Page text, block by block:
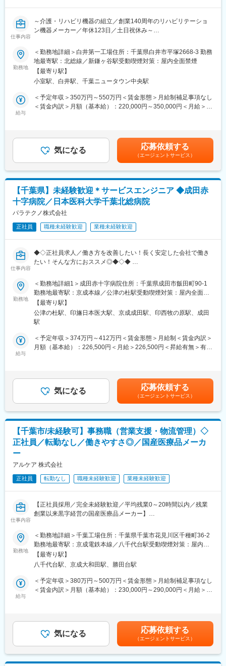
変更の範囲：会社の定める業務
・手術内容や患者さんに合わせたインプラントの提案 等
・メーカーに連絡してインプラント・医療機器を手配
・インプラント・医療機器の返却のための梱包・配送
■働き方
定時は9時～18時ですが、9時から院内業務を開始することができ
るよう8:30に出勤し、17時半に退社するスタッフが多いです。
ージ
※直行直帰も可能
※営業職の多くが異業種からの転職者です。入社後の研修と現場で
のサポート体制により、着実に専門知識を身につけて活躍してい
ます。
■研修体制について
ご入社後はOJTや研修を通して、3年を目安に独り立ち頂きます。
社内研修では、３段階に研修内容を分け、やれることや覚えるこ
とを徐々に増やしていくという形をとっています。ステップが1つ
上がるごとに、営業能力手当を１万円付与（最大３万円）してお
変更の範囲：会社の定める業務
仕事内容
～介護・リハビリ機器の組立／創業140周年のリハビリテーショ
ン機器メーカー／年休123日／土日祝休み～
【業務内容】
下記の組立業務をお任せします。
（1） 介護浴槽やトレーニング機器の組立作業
（2） 作業手順、工順管理のサポート業務
【同社製品の魅力】
（1）入浴装置…
リハビリテーションや介護（入浴介助）の為に利用される製品で
です。
（2）リハビリテーション機器…
を防止するための指導を行うとともにトレーニングに必要なリハ
ビリテーション機器の開発、改良を行っております。
【働き方の魅力】
・年休123日、土日祝休み
・家族手当や住宅手当、借り上げ社宅、退職金制度など福利厚生
【評価制度】
れます。上長とのミーティングで目標を決める為、モチベーショ
ンを保ちながらお仕事に励んでいただくことが可能です。
【当社について】
1881年創業の歴史ある医療機器メーカーです。福祉施設や病院に
主力である「介護浴槽事業」や「リハビリテーション事業」をは
じめ、「ウェルビーイング支援事業」など、幅広い事業で確固た
今後も医療・福祉・保健の分野において、健康を願う人・支える
人、双方の信頼に応え価値ある製品とサービスを提供し、いきい
きとした豊かな会社作りに貢献します。
【社風について】
当社の社員は医療に貢献しようとする意欲が高く、その志のもと
やりがいをもって働いています。また、落ち着いた人柄の社員が
多いのが特徴です。
勤務地
＜勤務地詳細＞白井第一工場住所：千葉県白井市平塚2668-3 勤務
地最寄駅：北総線／新鎌ヶ谷駅受動喫煙対策：屋内全面禁煙
【最寄り駅】
小室駅、白井駅、千葉ニュータウン中央駅
給与
＜予定年収＞350万円～550万円＜賃金形態＞月給制補足事項なし
＜賃金内訳＞月額（基本給）：220,000円～350,000円＜月給＞
考を通じて上下する可能性があります。月給(月額)は固定手当を含
めた表記です。
気になる 応募依頼する
（エージェントサービス）
【千葉県】未経験歓迎＊サービスエンジニア ◆成田赤
十字病院／日本医科大学千葉北総病院
パラテクノ株式会社
正社員 職種未経験歓迎 業種未経験歓迎
仕事内容
◆◇正社員求人／働き方を改善したい！長く安定した会社で働き
たい！そんな方におススメ◎◆◇◆
【はじめに】
当ポジションはサービスエンジニアと言われる、機械のメンテナ
ンスを行う技術職となります。メンテナンススキルの市場価値は
上昇の一途を辿っており、同社で得られるスキルも例外ではあり
ません。完全未経験から市場価値を高める事ができる貴重な求人
となります。
【業務概要】
パラマウントベッド社製品を中心とした医療用ベッドのメンテナ
【業務内容】
・ベッド、点滴スタンド、ストレッチャー、車いす等の修理、点
検及び事務作業
・慣れてきたら、病院への当社サービスのご紹介、及び病院のニ
ーズと課題解決に向けた活動
午前と午後で勤務先が分かれており、午前は成田市の『成田赤十
務となります。なお、通勤・病院間の移動はご本人に社有車を運
【社有車について】
社有車の貸与タイミングに関して、入社時２週間研修(千葉県船橋
を行い、問題がなければ社有車貸与となります。
自宅付近にて当社で駐車場を借りるまでは、コインパーキング等
に停めていただくことになります（駐車料金は会社負担)
■フォロー体制：未経験者へのフォローは充実しており数ヶ月の
OJT研修を用意しておりますのでご安心ください。
峰の製品や技術に触れる事が可能です。
【同社について】
同社は医療介護用ベッド国内No1シェアを有するパラマウントベ
国内において約7割の業界TOPシェアを誇り海外でも高いシェアを
勤務地
＜勤務地詳細1＞成田赤十字病院住所：千葉県成田市飯田町90-1
勤務地最寄駅：京成本線／公津の杜駅受動喫煙対策：屋内全面禁
煙＜勤務地詳細2＞日本医科大学千葉北総病院住所：千葉県印西市
鎌苅1715 勤務地最寄駅：北総鉄道線／印旛日本医大駅受動喫煙対
策：屋内全面禁煙変更の範囲：会社の定める事業所
【最寄り駅】
公津の杜駅、印旛日本医大駅、京成成田駅、印西牧の原駅、成田
駅
給与
＜予定年収＞374万円～412万円＜賃金形態＞月給制＜賃金内訳＞
月額（基本給）：226,500円＜月給＞226,500円＜昇給有無＞有＜
額であり、選考を通じて上下する可能性があります。月給(月額)は
固定手当を含めた表記です。
気になる 応募依頼する
（エージェントサービス）
【千葉市/未経験可】事務職（営業支援・物流管理）◇
正社員／転勤なし／働きやすさ◎／国産医療品メーカ
ー
アルケア 株式会社
正社員 転勤なし 職種未経験歓迎 業種未経験歓迎
仕事内容
【正社員採用／完全未経験歓迎／平均残業0～20時間以内／残業
創業以来黒字経営の国産医療品メーカー】
■主な業務内容：
・営業ロジのマネジメント（業務の効率化・生産性の向上・営業
サポート）
・営業ロジ業務
└サンプル入出庫管理
└セールスフォース：発送等に関わる業務（発送伝票の出力）
└展示会の物品管理及び準備、発送業務
・事業部の備品貸出
・運送費の清算処理
・繁忙日、繁忙時間帯の発送業務
勤務地
＜勤務地詳細＞千葉工場住所：千葉県千葉市花見川区千種町36-2
勤務地最寄駅：京成電鉄本線／八千代台駅受動喫煙対策：屋内全
面禁煙変更の範囲：会社の定める事業所
【最寄り駅】
八千代台駅、京成大和田駅、勝田台駅
給与
＜予定年収＞380万円～500万円＜賃金形態＞月給制補足事項なし
＜賃金内訳＞月額（基本給）：230,000円～290,000円＜月給＞
月）賃金はあくまでも目安の金額であり、選考を通じて上下する
可能性があります。月給(月額)は固定手当を含めた表記です。
気になる 応募依頼する
（エージェントサービス）